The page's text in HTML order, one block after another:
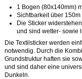
1 Bogen (80x140mm)
Sichtbarkeit über 150m
Die Sticker
und sind wetter- sowie
Die Textilsticker werden
notwendig. Durch die
Grundstruktur haften sie
und sind daher eine
Dunkeln.